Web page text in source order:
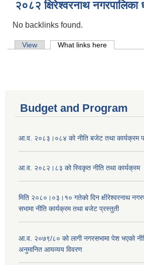
२०८२ क्षिरेश्वरनाथ नगरपालिका
No backlinks found.
Primary tabs
View What links here
Budget and Program
आ.व. २०८३।०८४ को नीति बजेट तथा कार्यक्रम
आ.व. २०८२।८३ को स्विकृत नीति तथा कार्यक्रम
मिति २०८०।०३।१० गतेकाे दिन क्षीरेश्वरनाथ
सभामा नीति कार्यक्रम तथा बजेट प्रस्तुती
आ.व. २०७९/८० को लागी नगरसभामा पेश भएको
अनुमानित आयव्यय विवरण